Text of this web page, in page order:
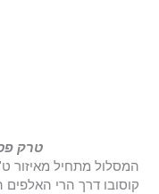
טרק
המסלול מתחיל מאיזור
קוסובו דרך הרי האלפים